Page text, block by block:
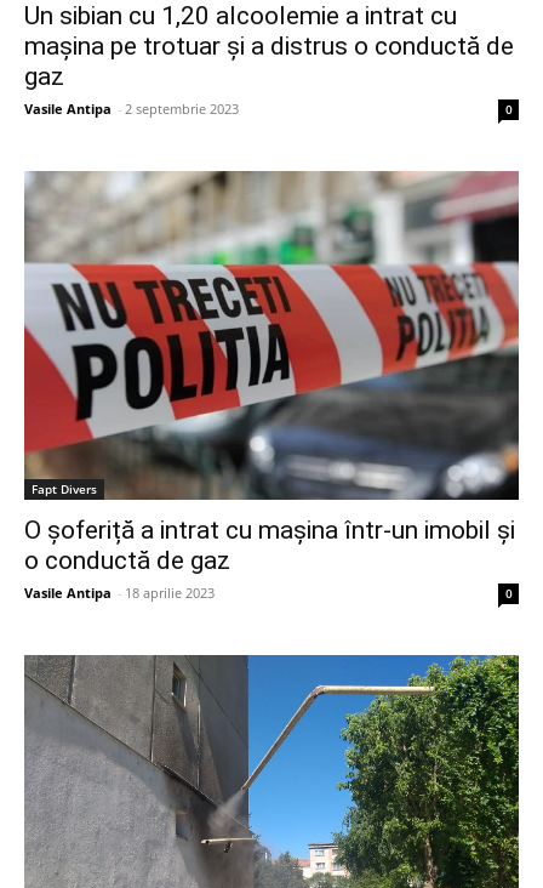
Un sibian cu 1,20 alcoolemie a intrat cu
mașina pe trotuar și a distrus o conductă de
gaz
Vasile Antipa - 2 septembrie 2023 0
Fapt Divers
O șoferiță a intrat cu mașina într-un imobil și
o conductă de gaz
Vasile Antipa - 18 aprilie 2023 0